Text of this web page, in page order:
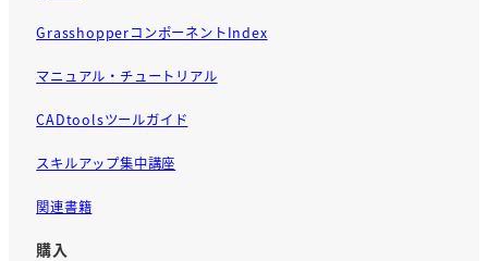
GrasshopperコンポーネントIndex
マニュアル・チュートリアル
CADtoolsツールガイド
スキルアップ集中講座
関連書籍
購入